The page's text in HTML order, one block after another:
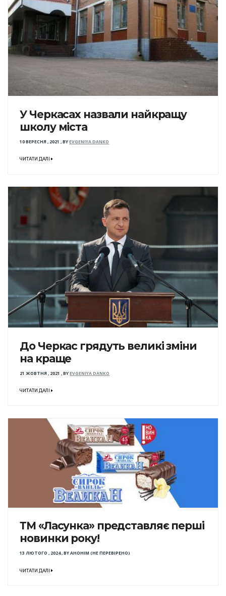
У Черкасах назвали найкращу
школу міста
10 ВЕРЕСНЯ , 2021 ,BYEVGENIYA DANKO
ЧИТАТИ ДАЛІ
До Черкас грядуть великі зміни
на краще
21 ЖОВТНЯ , 2021 ,BYEVGENIYA DANKO
ЧИТАТИ ДАЛІ
ТМ «Ласунка» представляє перші
новинки року!
13 ЛЮТОГО , 2024,BYАНОНІМ (НЕ ПЕРЕВІРЕНО)
ЧИТАТИ ДАЛІ